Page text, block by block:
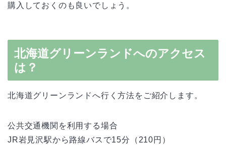
購入しておくのも良いでしょう。
北海道グリーンランドへのアクセス
は？
北海道グリーンランドへ行く方法をご紹介します。
公共交通機関を利用する場合
JR岩見沢駅から路線バスで15分（210円）